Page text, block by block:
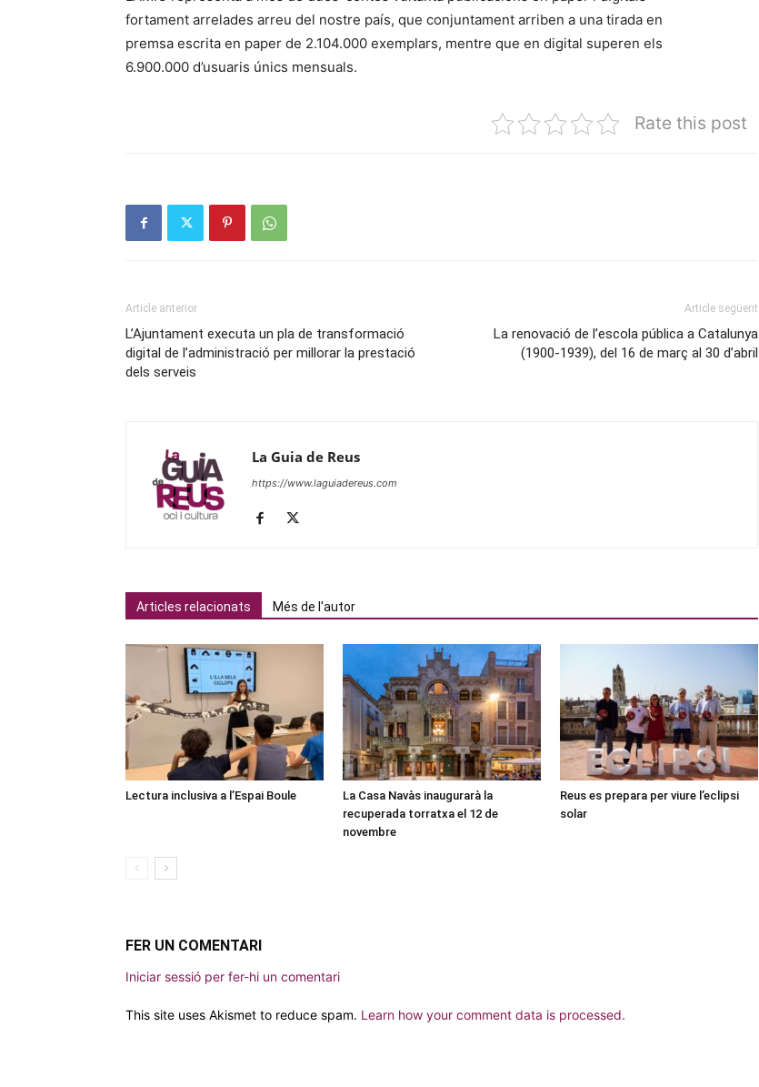
fortament arrelades arreu del nostre país, que conjuntament arriben a una tirada en
premsa escrita en paper de 2.104.000 exemplars, mentre que en digital superen els
6.900.000 d’usuaris únics mensuals.
Rate this post
Article anterior
L’Ajuntament executa un pla de transformació
digital de l’administració per millorar la prestació
dels serveis
Article següent
La renovació de l’escola pública a Catalunya
(1900-1939), del 16 de març al 30 d’abril
La Guia de Reus
https://www.laguiadereus.com
Articles relacionats Més de l'autor
Lectura inclusiva a l’Espai Boule
La Casa Navàs inaugurarà la
recuperada torratxa el 12 de
novembre
Reus es prepara per viure l’eclipsi
solar
FER UN COMENTARI
Iniciar sessió per fer-hi un comentari
This site uses Akismet to reduce spam. Learn how your comment data is processed.